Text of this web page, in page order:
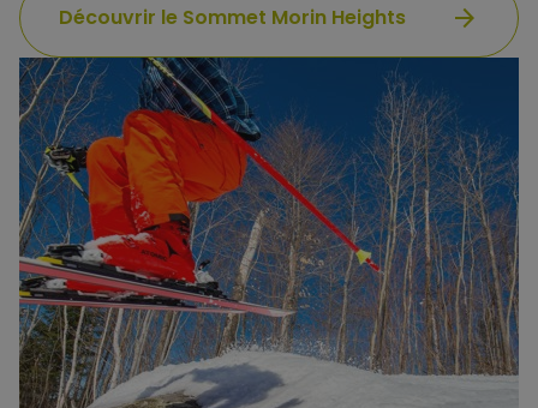
Découvrir le Sommet Morin Heights arrow_forward